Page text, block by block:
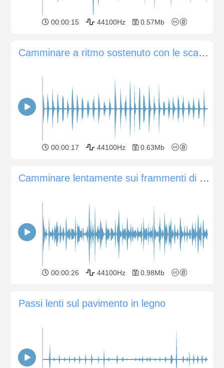
00:00:15 44100Hz 0.57Mb
Camminare a ritmo sostenuto con le scarpe su un pavimento di legno
00:00:17 44100Hz 0.63Mb
Camminare lentamente sui frammenti di pietra
00:00:26 44100Hz 0.98Mb
Passi lenti sul pavimento in legno